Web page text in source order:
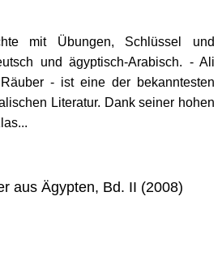
mit Übungen, Schlüssel und
und ägyptisch-Arabisch. - Ali
- ist eine der bekanntesten
Literatur. Dank seiner hohen
aus Ägypten, Bd. II (2008)